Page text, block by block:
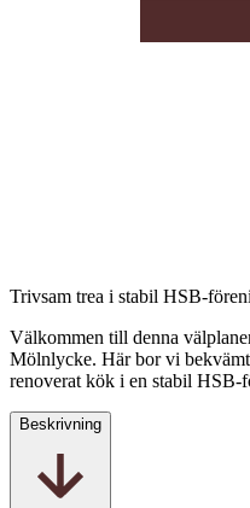
Trivsam trea i stabil HSB-
Välkommen till denna
Mölnlycke. Här bor vi
renoverat kök i en stabil HSB-
Beskrivning